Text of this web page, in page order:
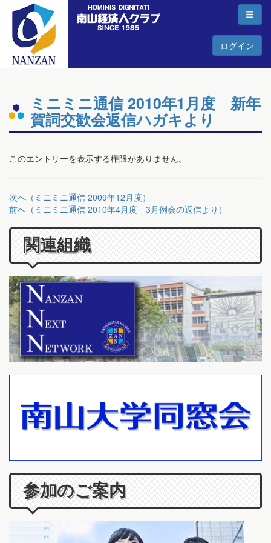
ログイン
ミニミニ通信 2010年1月度 新年
賀詞交歓会返信ハガキより
このエントリーを表示する権限がありません。
次へ（ミニミニ通信 2009年12月度）
前へ（ミニミニ通信 2010年4月度 3月例会の返信より）
関連組織
参加のご案内